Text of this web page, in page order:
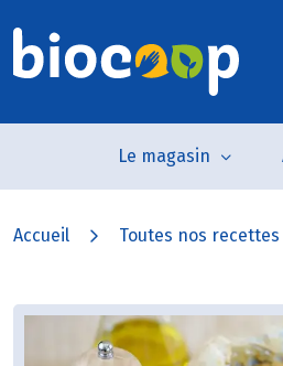
Le magasin
Accueil Toutes nos recettes